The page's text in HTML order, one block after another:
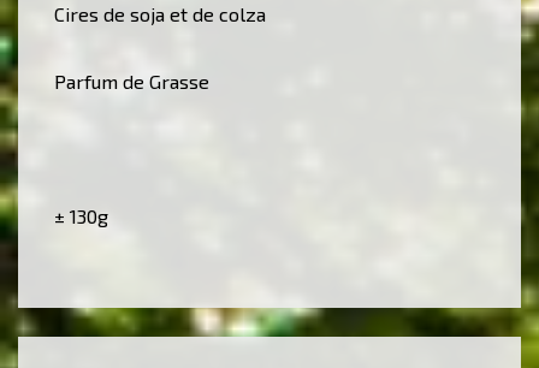
Cires de soja et de colza
Parfum de Grasse
± 130g